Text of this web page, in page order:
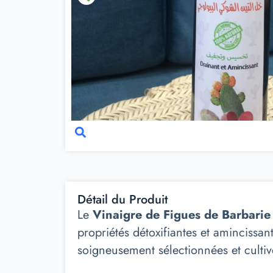
Détail du Produit
Le Vinaigre de Figues de
propriétés détoxifiantes et
soigneusement sélectionnées et